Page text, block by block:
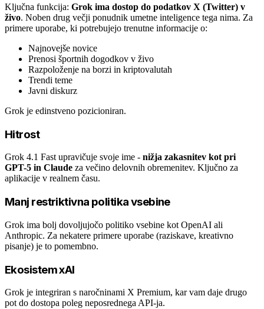
Ključna funkcija: Grok ima dostop do podatkov X (Twitter) v
živo. Noben drug večji ponudnik umetne inteligence tega nima. Za
primere uporabe, ki potrebujejo trenutne informacije o:
Najnovejše novice
Prenosi športnih dogodkov v živo
Razpoloženje na borzi in kriptovalutah
Trendi teme
Javni diskurz
Grok je edinstveno pozicioniran.
Hitrost
Grok 4.1 Fast upravičuje svoje ime - nižja zakasnitev kot pri
GPT-5 in Claude za večino delovnih obremenitev. Ključno za
aplikacije v realnem času.
Manj restriktivna politika vsebine
Grok ima bolj dovoljujočo politiko vsebine kot OpenAI ali
Anthropic. Za nekatere primere uporabe (raziskave, kreativno
pisanje) je to pomembno.
Ekosistem xAI
Grok je integriran s naročninami X Premium, kar vam daje drugo
pot do dostopa poleg neposrednega API-ja.